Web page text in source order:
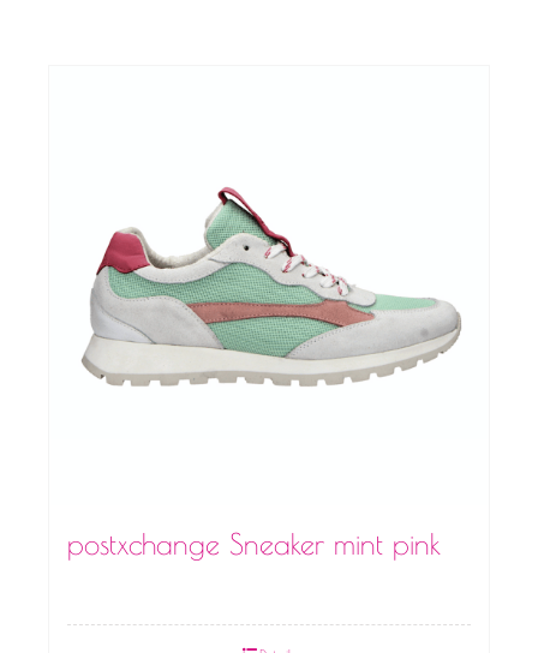
postxchange Sneaker mint pink